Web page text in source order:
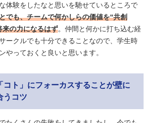
体験をしたなと思いを馳せているところで
でも、チームで何かしらの価値を“共創
来の力になるはず。仲間と何かに打ち込む経
ークルでも十分できることなので、学生時
やっておくと良いと思います。
コト」にフォーカスすることが壁に
うコツ